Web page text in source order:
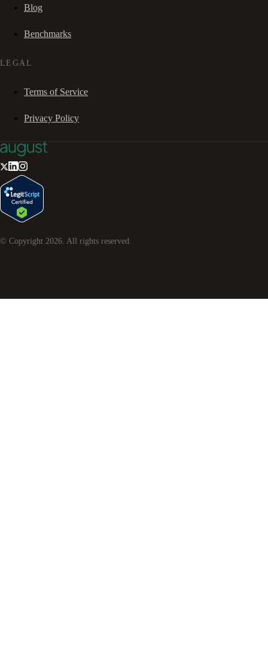
Blog
Benchmarks
LEGAL
Terms of Service
Privacy Policy
© Copyright 2026. All rights reserved.